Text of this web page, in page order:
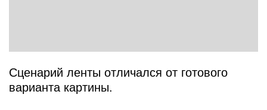
Сценарий ленты отличался от готового
варианта картины.